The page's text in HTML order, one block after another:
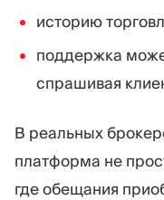
историю
поддержка
спрашивая
В реальных
платформа не
где обещания